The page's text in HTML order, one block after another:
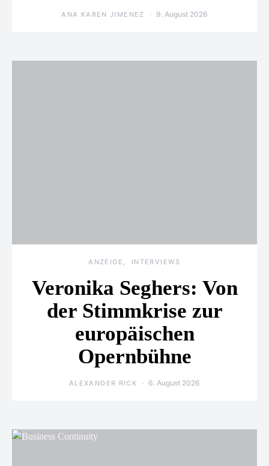
ANA KAREN JIMENEZ 9. August 2026
ANZEIGE INTERVIEWS
Veronika Seghers: Von
der Stimmkrise zur
europäischen
Opernbühne
ALEXANDER RICK 6. August 2026